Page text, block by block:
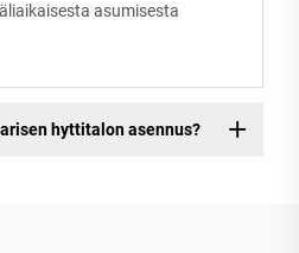
asumisesta
hyttitalon asennus?